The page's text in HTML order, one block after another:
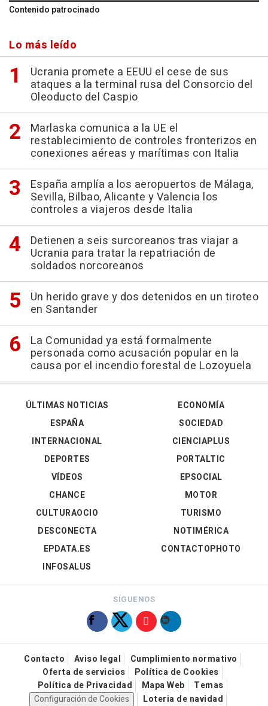
Contenido patrocinado
Lo más leído
Ucrania promete a EEUU el cese de sus
ataques a la terminal rusa del Consorcio del
Oleoducto del Caspio
Marlaska comunica a la UE el
restablecimiento de controles fronterizos en
conexiones aéreas y marítimas con Italia
España amplía a los aeropuertos de Málaga,
Sevilla, Bilbao, Alicante y Valencia los
controles a viajeros desde Italia
Detienen a seis surcoreanos tras viajar a
Ucrania para tratar la repatriación de
soldados norcoreanos
Un herido grave y dos detenidos en un tiroteo
en Santander
La Comunidad ya está formalmente
personada como acusación popular en la
causa por el incendio forestal de Lozoyuela
ÚLTIMAS NOTICIAS
ESPAÑA
INTERNACIONAL
DEPORTES
VÍDEOS
ECONOMÍA
SOCIEDAD
CIENCIAPLUS
PORTALTIC
EPSOCIAL
CHANCE
CULTURAOCIO
DESCONECTA
EPDATA.ES
INFOSALUS
MOTOR
TURISMO
NOTIMÉRICA
CONTACTOPHOTO
SÍGUENOS
Contacto Aviso legal
Cumplimiento normativo
Oferta de servicios
Política de Cookies
Política de Privacidad
Mapa Web
Temas
Configuración de Cookies
Loteria de navidad